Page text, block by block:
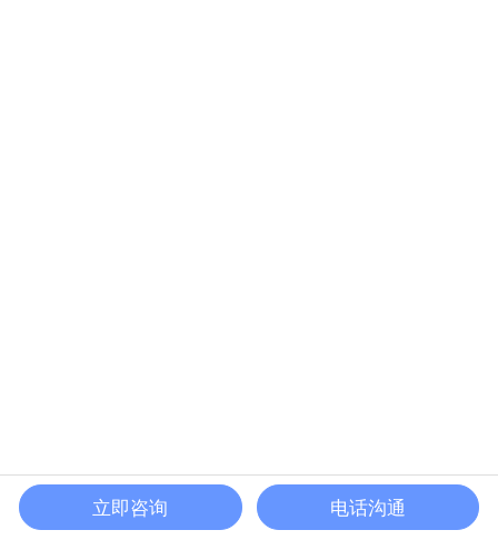
关于我们
立即咨询 电话沟通